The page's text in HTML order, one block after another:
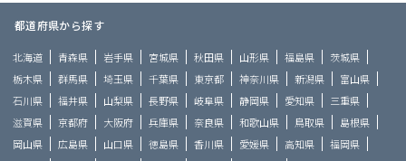
都道府県から探す
北海道 青森県 岩手県 宮城県 秋田県 山形県 福島県
茨城県
栃木県
群馬県 埼玉県 千葉県 東京都 神奈川県 新潟県
富山県
石川県
福井県 山梨県 長野県 岐阜県 静岡県 愛知県
三重県
滋賀県
京都府 大阪府 兵庫県 奈良県 和歌山県 鳥取県
島根県
岡山県
広島県 山口県 徳島県 香川県 愛媛県 高知県
福岡県